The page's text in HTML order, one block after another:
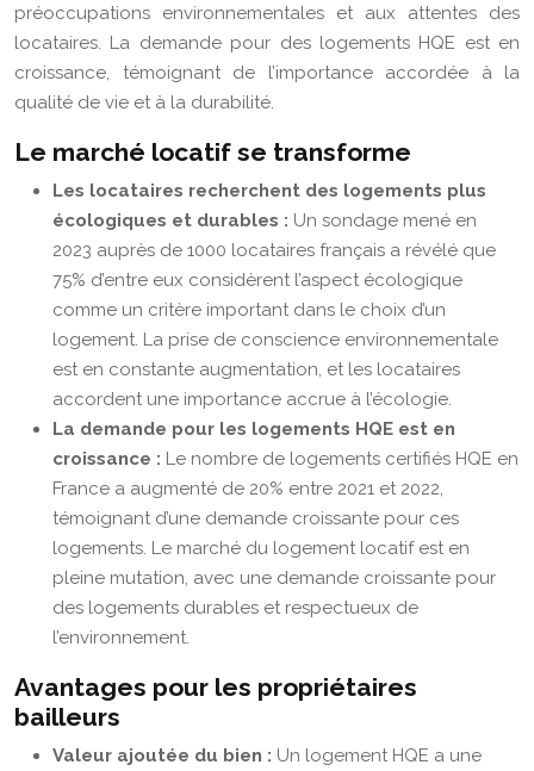
préoccupations environnementales et aux attentes des
locataires. La demande pour des logements HQE est en
croissance, témoignant de l’importance accordée à la
qualité de vie et à la durabilité.
Le marché locatif se transforme
Les locataires recherchent des logements plus
écologiques et durables : Un sondage mené en
2023 auprès de 1000 locataires français a révélé que
75% d’entre eux considèrent l’aspect écologique
comme un critère important dans le choix d’un
logement. La prise de conscience environnementale
est en constante augmentation, et les locataires
accordent une importance accrue à l’écologie.
La demande pour les logements HQE est en
croissance : Le nombre de logements certifiés HQE en
France a augmenté de 20% entre 2021 et 2022,
témoignant d’une demande croissante pour ces
logements. Le marché du logement locatif est en
pleine mutation, avec une demande croissante pour
des logements durables et respectueux de
l’environnement.
Avantages pour les propriétaires
bailleurs
Valeur ajoutée du bien : Un logement HQE a une